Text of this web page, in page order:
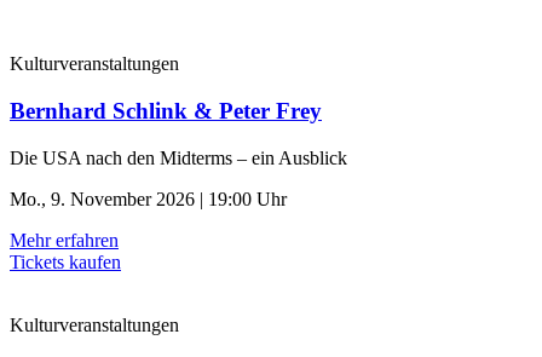
Kulturveranstaltungen
Bernhard Schlink & Peter Frey
Die USA nach den Midterms – ein Ausblick
Mo., 9. November 2026 | 19:00 Uhr
Mehr erfahren
Tickets kaufen
Kulturveranstaltungen